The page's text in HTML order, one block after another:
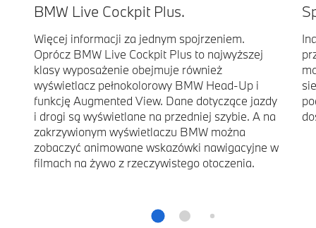
BMW Live Cockpit Plus.
Więcej informacji za jednym spojrzeniem.
Oprócz BMW Live Cockpit Plus to najwyższej
klasy wyposażenie obejmuje również
wyświetlacz pełnokolorowy BMW Head-Up i
funkcję Augmented View. Dane dotyczące jazdy
i drogi są wyświetlane na przedniej szybie. A na
zakrzywionym wyświetlaczu BMW można
zobaczyć animowane wskazówki nawigacyjne w
filmach na żywo z rzeczywistego otoczenia.